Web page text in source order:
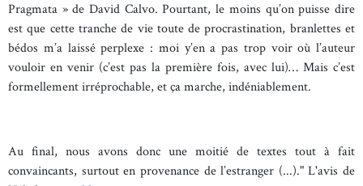
Pragmata » de David Calvo. Pourtant, le moins qu’on puisse dire
est que cette tranche de vie toute de procrastination, branlettes et
bédos m’a laissé perplexe : moi y’en a pas trop voir où l’auteur
vouloir en venir (c’est pas la première fois, avec lui)… Mais c’est
formellement irréprochable, et ça marche, indéniablement.
Au final, nous avons donc une moitié de textes tout à fait
convaincants, surtout en provenance de l’estranger (...)." L'avis de